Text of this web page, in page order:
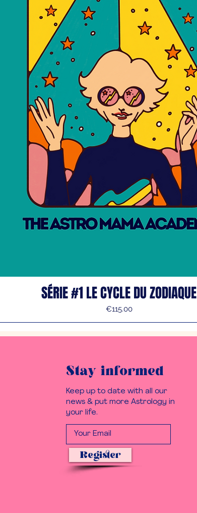
SÉRIE #1 LE CYCLE DU ZODIAQUE
Price
€115.00
Stay informed
Keep up to date with all our
news & put more Astrology in
your life.
Register